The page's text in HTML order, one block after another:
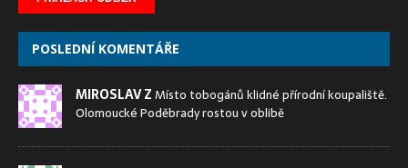
POSLEDNÍ KOMENTÁŘE
MIROSLAV ZMísto tobogánů klidné přírodní koupaliště.
Olomoucké Poděbrady rostou v oblibě